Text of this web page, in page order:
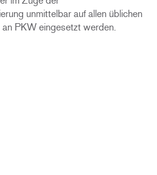
unmittelbar auf allen üblichen
PKW eingesetzt werden.